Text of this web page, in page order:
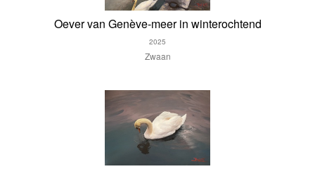
Oever van Genève-meer in winterochtend
2025
Zwaan